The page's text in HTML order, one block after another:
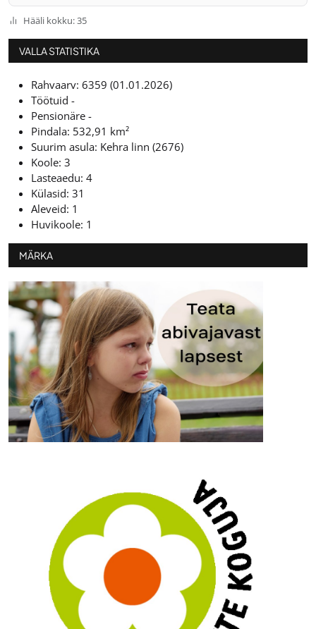
Hääli kokku: 35
VALLA STATISTIKA
Rahvaarv: 6359 (01.01.2026)
Töötuid -
Pensionäre -
Pindala: 532,91 km²
Suurim asula: Kehra linn (2676)
Koole: 3
Lasteaedu: 4
Külasid: 31
Aleveid: 1
Huvikoole: 1
MÄRKA